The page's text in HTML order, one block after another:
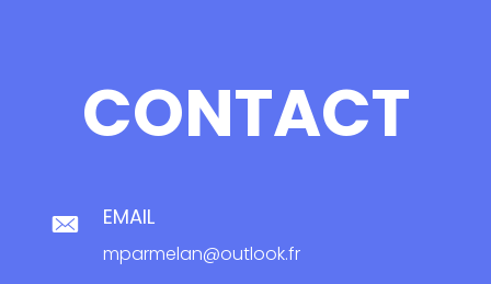
CONTACT
EMAIL
mparmelan@outlook.fr